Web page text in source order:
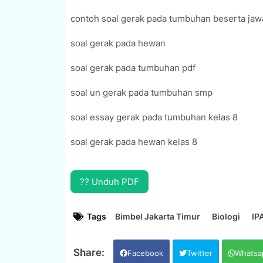
contoh soal gerak pada tumbuhan beserta
soal gerak pada hewan
soal gerak pada tumbuhan pdf
soal un gerak pada tumbuhan smp
soal essay gerak pada tumbuhan kelas 8
soal gerak pada hewan kelas 8
?? Unduh PDF
Tags Bimbel Jakarta Timur Biologi
Facebook Twitter